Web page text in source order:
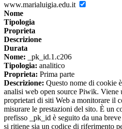
www.marialuigia.edu.it
Nome
Tipologia
Proprieta
Descrizione
Durata
Nome: _pk_id.1.c206
Tipologia: analitico
Proprieta: Prima parte
Descrizione: Questo nome di cookie
analisi web open source Piwik. Viene
proprietari di siti Web a monitorare il
misurare le prestazioni del sito. È un
prefisso _pk_id è seguito da una
si ritiene sia un codice di riferimento